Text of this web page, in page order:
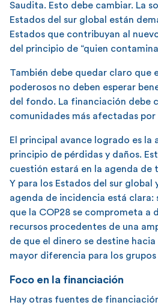
Saudita. Esto debe cambiar. La
Estados del sur global están
Estados que contribuyan al
del principio de “quien
También debe quedar claro que
poderosos no deben esperar
del fondo. La financiación debe
comunidades más afectadas
El principal avance logrado es la
principio de pérdidas y daños.
cuestión estará en la agenda de
Y para los Estados del sur global
agenda de incidencia está
que la COP28 se comprometa a
recursos procedentes de una
de que el dinero se destine
mayor diferencia para los grupos
Foco en la financiación
Hay otras fuentes de